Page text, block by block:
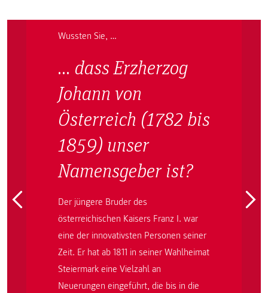
Wussten Sie, …
… dass Erzherzog
Johann von
Österreich (1782 bis
1859) unser
Namensgeber ist?
Der jüngere Bruder des
österreichischen Kaisers Franz I. war
eine der innovativsten Personen seiner
Zeit. Er hat ab 1811 in seiner Wahlheimat
Steiermark eine Vielzahl an
Neuerungen eingeführt, die bis in die